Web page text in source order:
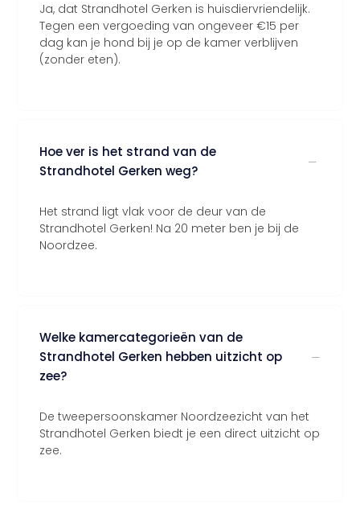
Ja, dat Strandhotel Gerken is huisdiervriendelijk.
Tegen een vergoeding van ongeveer €15 per
dag kan je hond bij je op de kamer verblijven
(zonder eten).
Hoe ver is het strand van de
Strandhotel Gerken weg?
Het strand ligt vlak voor de deur van de
Strandhotel Gerken! Na 20 meter ben je bij de
Noordzee.
Welke kamercategorieën van de
Strandhotel Gerken hebben uitzicht op
zee?
De tweepersoonskamer Noordzeezicht van het
Strandhotel Gerken biedt je een direct uitzicht op
zee.